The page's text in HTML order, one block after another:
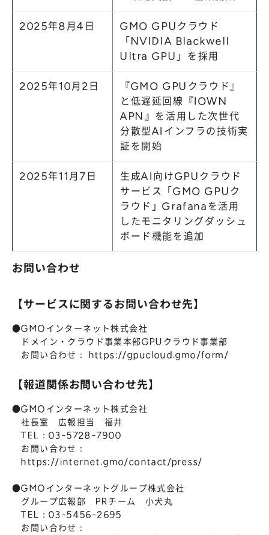
2025年8月4日
GMO GPUクラウド
「NVIDIA Blackwell
Ultra GPU」を採用
2025年10月2日
『GMO GPUクラウド』
と低遅延回線『IOWN
APN』を活用した次世代
分散型AIインフラの技術実
証を開始
2025年11月7日
生成AI向けGPUクラウド
サービス「GMO GPUク
ラウド」Grafanaを活用
したモニタリングダッシュ
ボード機能を追加
お問い合わせ
【サービスに関するお問い合わせ先】
●GMOインターネット株式会社
ドメイン・クラウド事業本部GPUクラウド事業部
お問い合わせ： https://gpucloud.gmo/form/
【報道関係お問い合わせ先】
●GMOインターネット株式会社
社長室 広報担当 福井
TEL：03-5728-7900
お問い合わせ：
https://internet.gmo/contact/press/
●GMOインターネットグループ株式会社
グループ広報部 PRチーム 小犬丸
TEL：03-5456-2695
お問い合わせ：